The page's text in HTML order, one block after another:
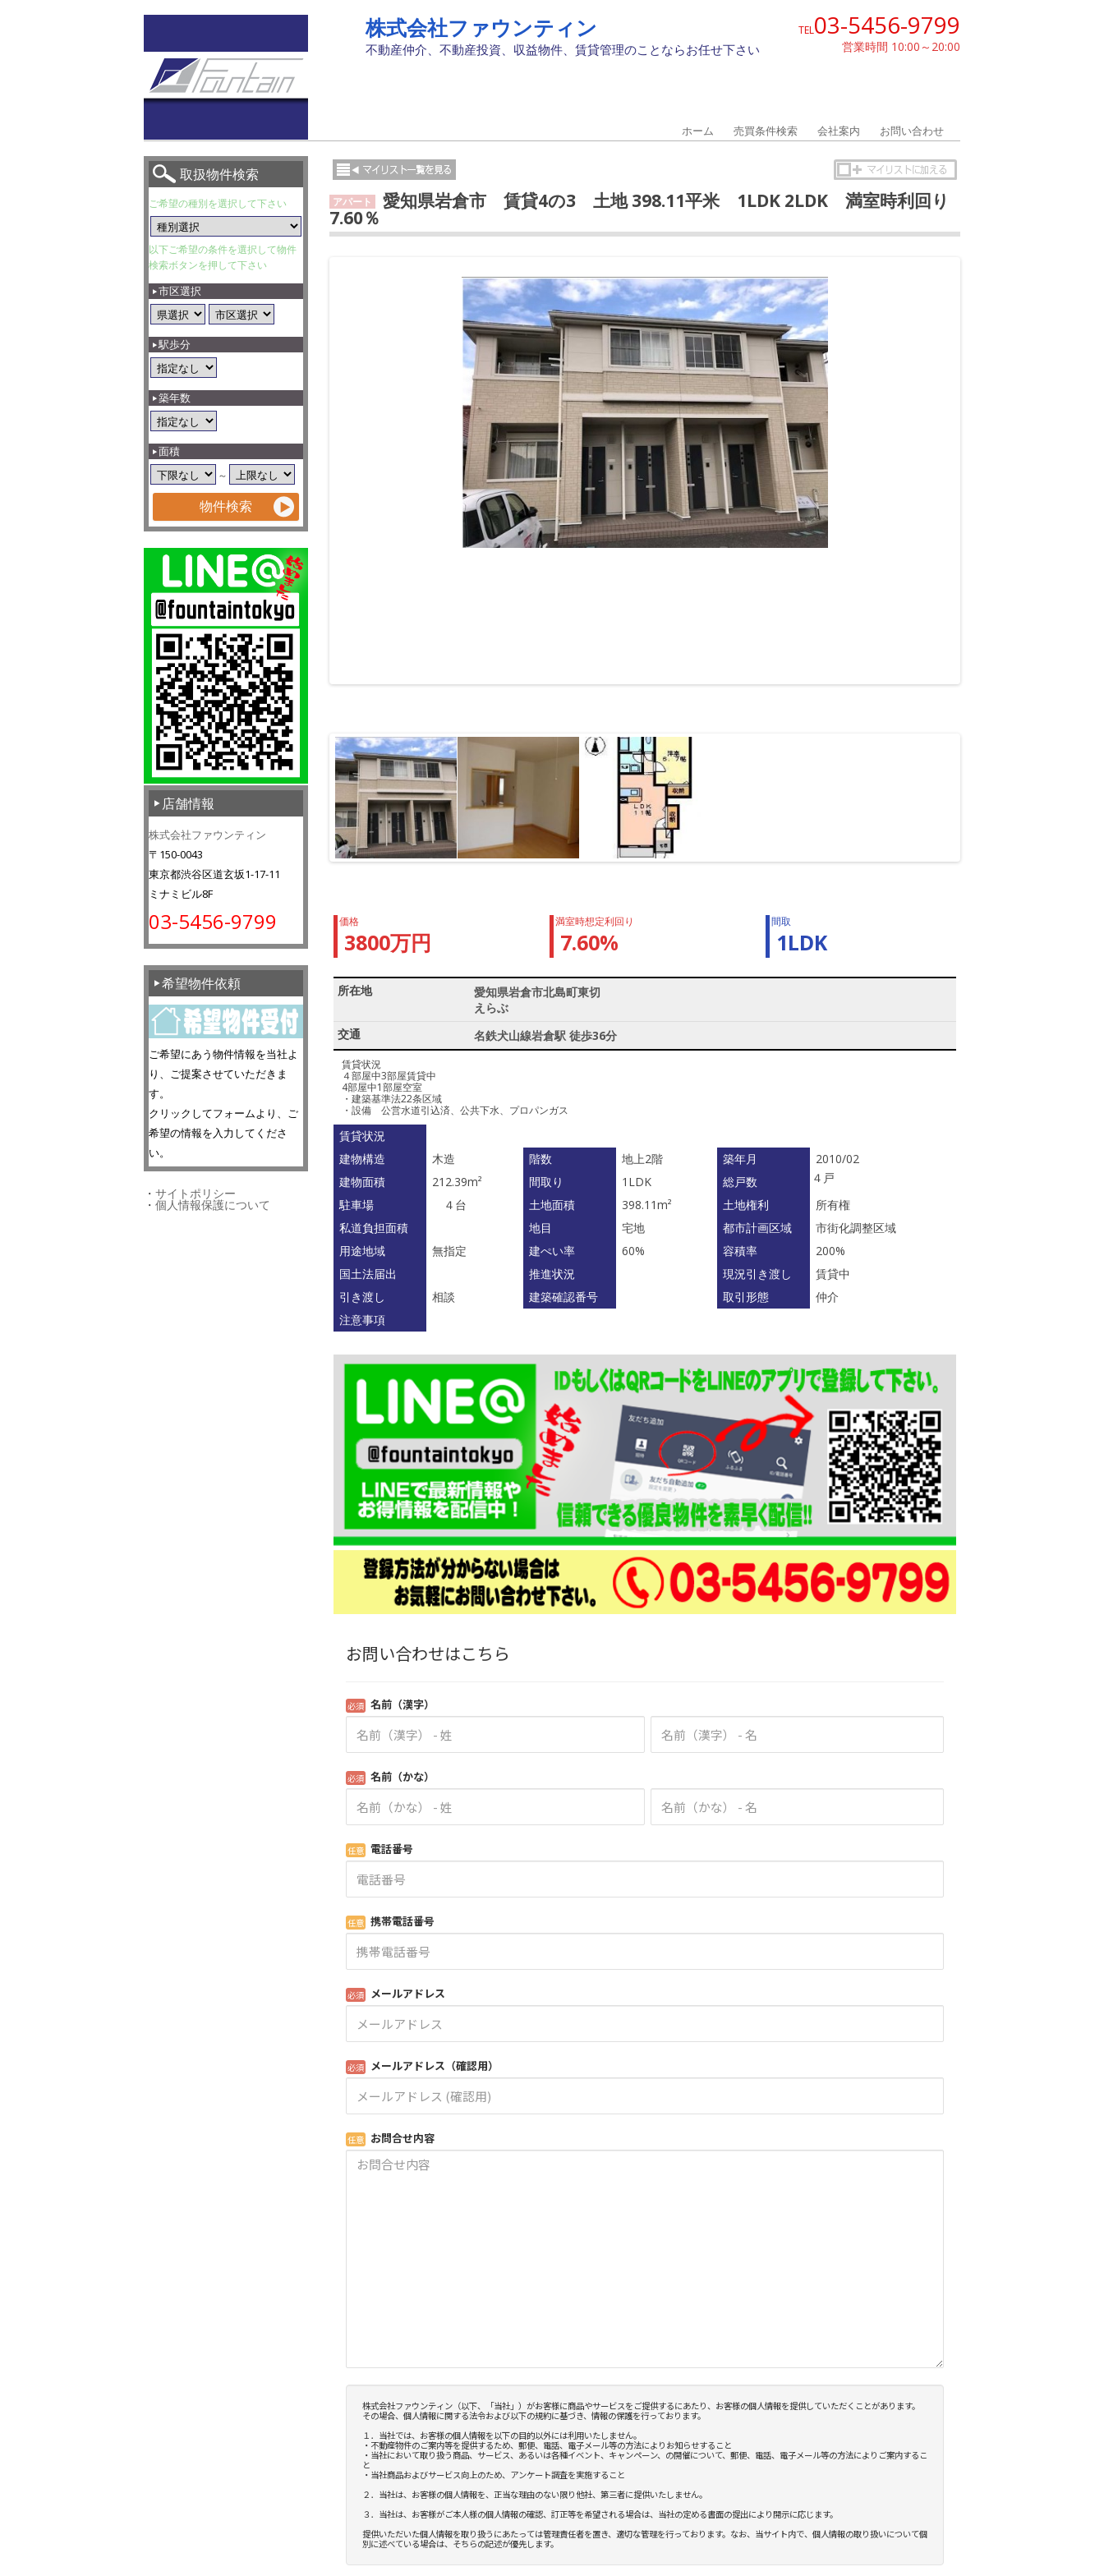
株式会社ファウンティン
不動産仲介、不動産投資、収益物件、賃貸管理のことならお任せ下さい 営業時間 10:00～20:00
TEL03-5456-9799
ホーム 売買条件検索 会社案内 お問い合わせ
アパート 愛知県岩倉市 賃貸4の3 土地 398.11平米 1LDK 2LDK 満室時利回り
7.60％
価格
3800万円
満室時想定利回り
7.60%
間取
1LDK
所在地
愛知県岩倉市北島町東切
えらぶ
交通
名鉄犬山線岩倉駅 徒歩36分
賃貸状況
４部屋中3部屋賃貸中
4部屋中1部屋空室
・建築基準法22条区域
・設備 公営水道引込済、公共下水、プロパンガス
賃貸状況
建物構造
木造 階数 地上2階 築年月
2010/02
建物面積
212.39m² 間取り 1LDK 総戸数
４戸
駐車場
４台 土地面積 398.11m² 土地権利
所有権
私道負担面積
地目 宅地 都市計画区域
市街化調整区域
用途地域
無指定 建ぺい率 60% 容積率
200%
国土法届出
推進状況 現況引き渡し
賃貸中
引き渡し
相談 建築確認番号 取引形態
仲介
注意事項
取扱物件検索
ご希望の種別を選択して下さい
以下ご希望の条件を選択して物件
検索ボタンを押して下さい
市区選択
駅歩分
築年数
面積
～
店舗情報
株式会社ファウンティン
〒150-0043
東京都渋谷区道玄坂1-17-11
ミナミビル8F
03-5456-9799
希望物件依頼
ご希望にあう物件情報を当社よ
り、ご提案させていただきま
す。
クリックしてフォームより、ご
希望の情報を入力してくださ
い。
・ サイトポリシー
・ 個人情報保護について